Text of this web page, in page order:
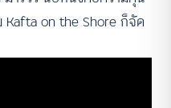
Kafta on the Shore ก็จัด